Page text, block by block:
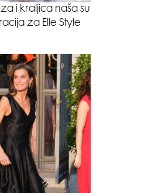
i kraljica naša su
za Elle Style